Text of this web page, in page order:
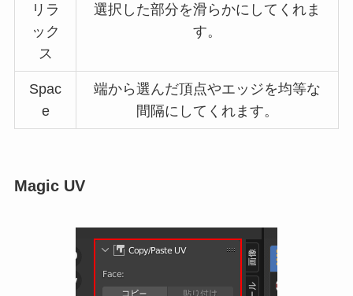
リラ
ック
ス
選択した部分を滑らかにしてくれま
す。
Spac
e
端から選んだ頂点やエッジを均等な
間隔にしてくれます。
Magic UV